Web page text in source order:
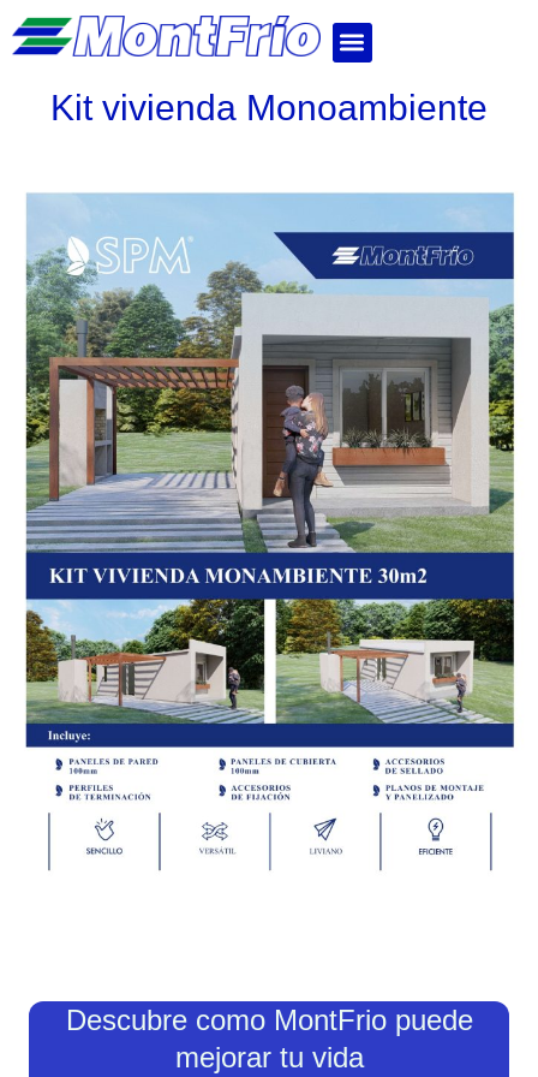
Kit vivienda Monoambiente
Descubre como MontFrio puede
mejorar tu vida